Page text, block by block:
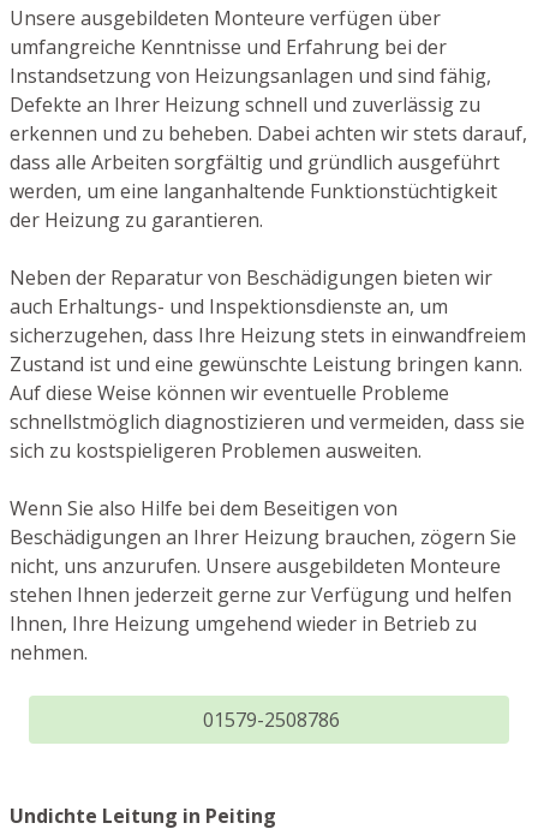
Unsere ausgebildeten Monteure verfügen über
umfangreiche Kenntnisse und Erfahrung bei der
Instandsetzung von Heizungsanlagen und sind fähig,
Defekte an Ihrer Heizung schnell und zuverlässig zu
erkennen und zu beheben. Dabei achten wir stets darauf,
dass alle Arbeiten sorgfältig und gründlich ausgeführt
werden, um eine langanhaltende Funktionstüchtigkeit
der Heizung zu garantieren.
Neben der Reparatur von Beschädigungen bieten wir
auch Erhaltungs- und Inspektionsdienste an, um
sicherzugehen, dass Ihre Heizung stets in einwandfreiem
Zustand ist und eine gewünschte Leistung bringen kann.
Auf diese Weise können wir eventuelle Probleme
schnellstmöglich diagnostizieren und vermeiden, dass sie
sich zu kostspieligeren Problemen ausweiten.
Wenn Sie also Hilfe bei dem Beseitigen von
Beschädigungen an Ihrer Heizung brauchen, zögern Sie
nicht, uns anzurufen. Unsere ausgebildeten Monteure
stehen Ihnen jederzeit gerne zur Verfügung und helfen
Ihnen, Ihre Heizung umgehend wieder in Betrieb zu
nehmen.
01579-2508786
Undichte Leitung in Peiting